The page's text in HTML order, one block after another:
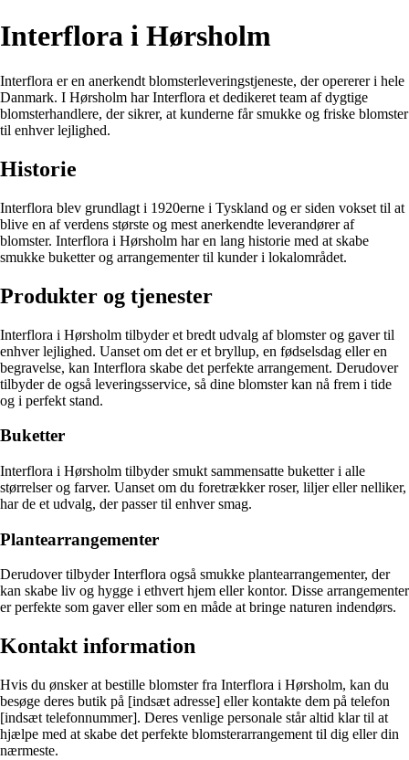
Interflora i Hørsholm
Interflora er en anerkendt blomsterleveringstjeneste, der opererer i hele
Danmark. I Hørsholm har Interflora et dedikeret team af dygtige
blomsterhandlere, der sikrer, at kunderne får smukke og friske blomster
til enhver lejlighed.
Historie
Interflora blev grundlagt i 1920erne i Tyskland og er siden vokset til at
blive en af verdens største og mest anerkendte leverandører af
blomster. Interflora i Hørsholm har en lang historie med at skabe
smukke buketter og arrangementer til kunder i lokalområdet.
Produkter og tjenester
Interflora i Hørsholm tilbyder et bredt udvalg af blomster og gaver til
enhver lejlighed. Uanset om det er et bryllup, en fødselsdag eller en
begravelse, kan Interflora skabe det perfekte arrangement. Derudover
tilbyder de også leveringsservice, så dine blomster kan nå frem i tide
og i perfekt stand.
Buketter
Interflora i Hørsholm tilbyder smukt sammensatte buketter i alle
størrelser og farver. Uanset om du foretrækker roser, liljer eller nelliker,
har de et udvalg, der passer til enhver smag.
Plantearrangementer
Derudover tilbyder Interflora også smukke plantearrangementer, der
kan skabe liv og hygge i ethvert hjem eller kontor. Disse arrangementer
er perfekte som gaver eller som en måde at bringe naturen indendørs.
Kontakt information
Hvis du ønsker at bestille blomster fra Interflora i Hørsholm, kan du
besøge deres butik på [indsæt adresse] eller kontakte dem på telefon
[indsæt telefonnummer]. Deres venlige personale står altid klar til at
hjælpe med at skabe det perfekte blomsterarrangement til dig eller din
nærmeste.